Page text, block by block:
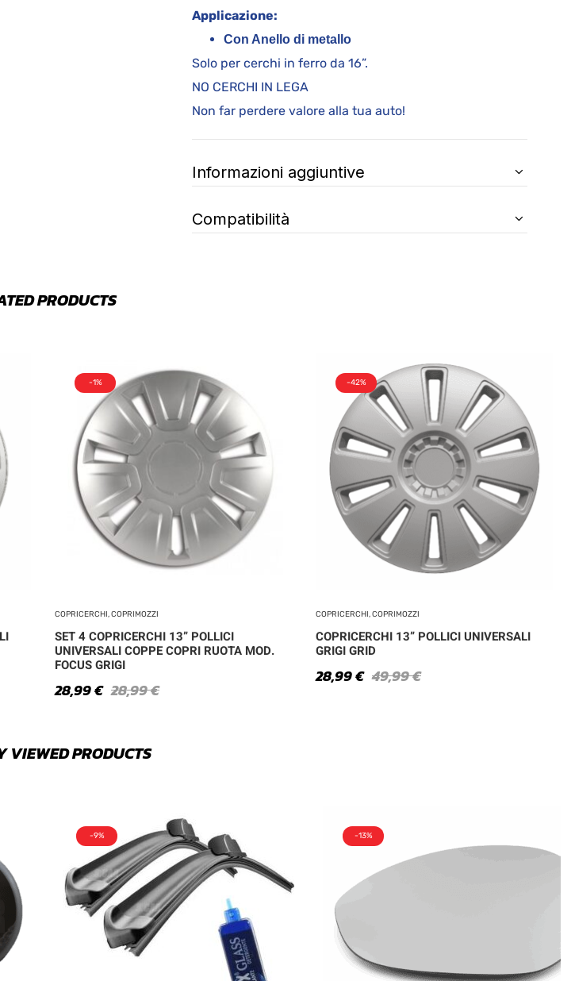
Applicazione:
Con Anello di metallo
Solo per cerchi in ferro da 16”.
NO CERCHI IN LEGA
Non far perdere valore alla tua auto!
Informazioni aggiuntive
Compatibilità
PRODUCTS
-1%
COPRICERCHI, COPRIMOZZI
SET 4 COPRICERCHI 13” POLLICI
UNIVERSALI COPPE COPRI RUOTA MOD.
FOCUS GRIGI
28,99€
28,99€
-42%
COPRICERCHI, COPRIMOZZI
COPRICERCHI 13” POLLICI UNIVERSALI
GRIGI GRID
49,99€
28,99€
VIEWED PRODUCTS
-9% -13%